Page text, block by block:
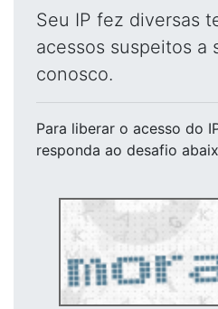
Seu IP fez diversas
acessos suspeitos a
conosco.
Para liberar o acesso do
responda ao desafio